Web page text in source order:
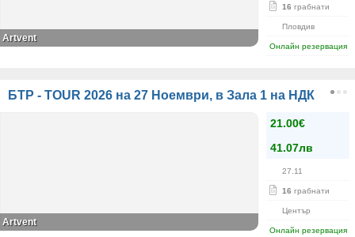
16 грабнати
Пловдив
Онлайн резервация
Artvent
БТР - TOUR 2026 на 27 Ноември, в Зала 1 на НДК
21.00€
41.07лв
27.11
16 грабнати
Център
Онлайн резервация
Artvent